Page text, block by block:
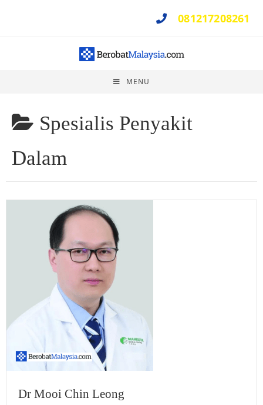
081217208261
MENU
Spesialis Penyakit
Dalam
Dr Mooi Chin Leong